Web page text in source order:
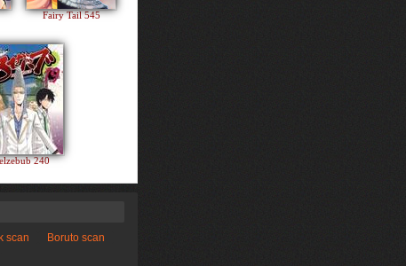
Fairy Tail 545
240
scan
Boruto scan